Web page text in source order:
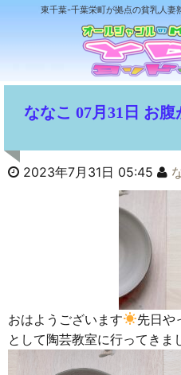
東千葉-千葉栄町が拠点の貧乳人妻
ななこ 07月31日 お
2023年7月31日 05:45
おはようございます
先日や
として陶芸教室に行ってきま